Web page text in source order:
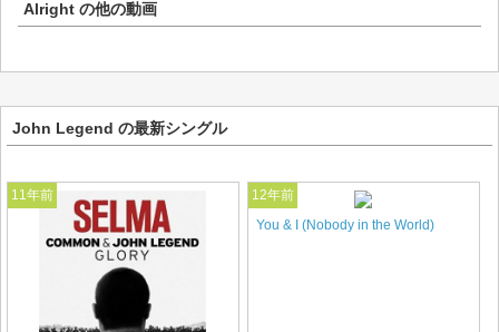
Alright の他の動画
John Legend の最新シングル
11年前
12年前
You & I (Nobody in the World)